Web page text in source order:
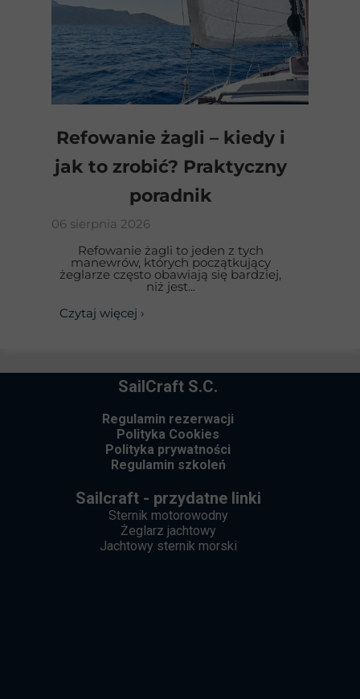
Refowanie żagli – kiedy i
jak to zrobić? Praktyczny
poradnik
06 sierpnia 2026
Refowanie żagli to jeden z tych
manewrów, których początkujący
żeglarze często obawiają się bardziej,
niż jest...
Czytaj więcej ›
Sailcraft - przydatne linki
Sternik motorowodny
Żeglarz jachtowy
Jachtowy sternik morski
SailCraft S.C.
Regulamin rezerwacji
Polityka Cookies
Polityka prywatności
Regulamin szkoleń